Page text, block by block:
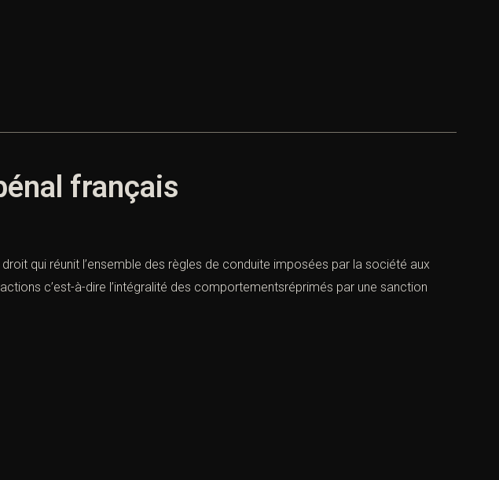
français
qui réunit l’ensemble des règles de conduite imposées par la société aux
c’est-à-dire l’intégralité des comportementsréprimés par une sanction